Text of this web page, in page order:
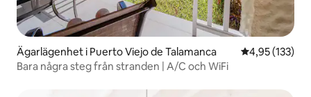
Ägarlägenhet i Puerto Viejo de Talamanca 4,95 av 5 i
4,95 (133)
Bara några steg från stranden | A/C och WiFi